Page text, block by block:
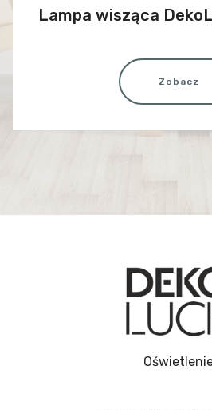
Lampa wisząca
Zobacz